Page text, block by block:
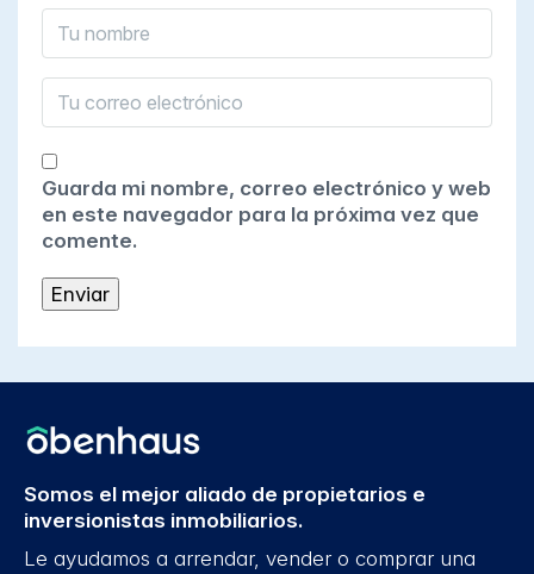
Guarda mi nombre, correo electrónico y web
en este navegador para la próxima vez que
comente.
Somos el mejor aliado de propietarios e
inversionistas inmobiliarios.
Le ayudamos a arrendar, vender o comprar una